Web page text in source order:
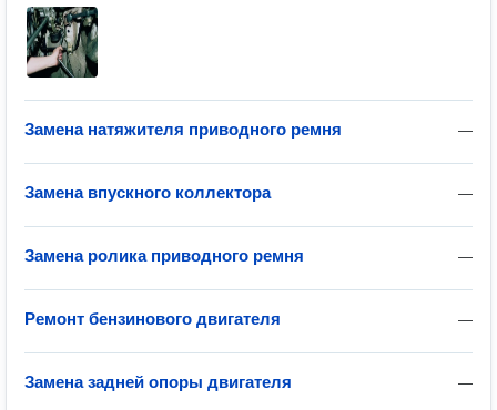
—
Замена натяжителя приводного ремня
—
Замена впускного коллектора
—
Замена ролика приводного ремня
—
Ремонт бензинового двигателя
—
Замена задней опоры двигателя